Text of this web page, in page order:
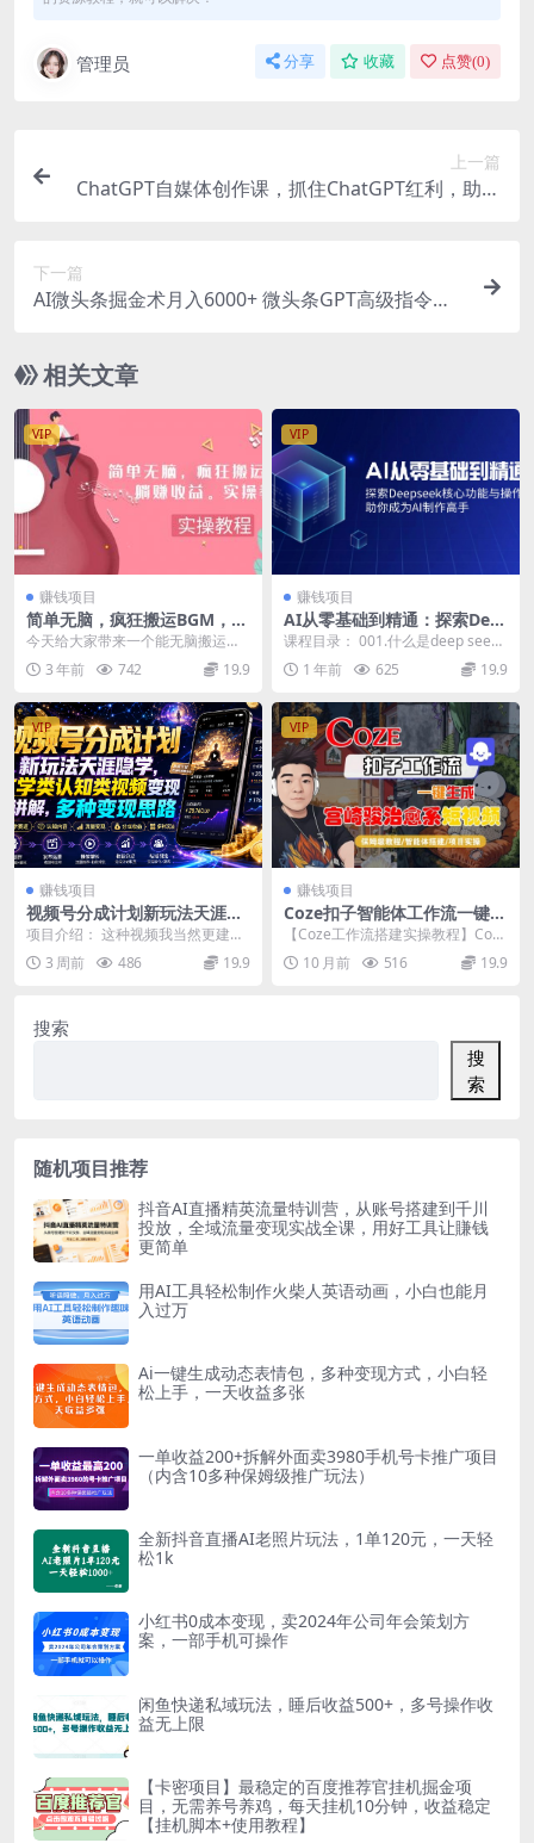
管理员 分享 收藏 点赞(0)
上一篇
ChatGPT自媒体创作课，抓住ChatGPT红利，助你
下一篇
AI微头条掘金术月入6000+ 微头条GPT高级指令批
相关文章
VIP
赚钱项目
简单无脑，疯狂搬运BGM，一
次躺赚30刀收益，保姆级实操
教程
今天给大家带来一个能无脑搬运的
项目 搬运无版权BGM定价赚收益
我会从注册任务平...
3 年前 742 19.9
VIP
赚钱项目
AI从零基础到精通：探索Dee
pseek核心功能与操作技巧，
助你成为AI制作高手
课程目录： 001.什么是deep seek.
mp4 002,如何使用deep ...
1 年前 625 19.9
VIP
赚钱项目
视频号分成计划新玩法天涯隐
学，玄学类认知类视频变现讲
项目介绍： 这种视频我当然更建议
大家去做视频号分成计划！！简单
快捷，还能引流对应...
3 周前 486 19.9
VIP
赚钱项目
Coze扣子智能体工作流一键生
成“宫崎骏治愈系“短视频，全
【Coze工作流搭建实操教程】Coze
智能体工作流一键生成“宫崎骏治愈
系“短视频...
10 月前 516 19.9
搜索
搜
索
随机项目推荐
抖音AI直播精英流量特训营，从账号搭建到千川
投放，全域流量变现实战全课，用好工具让賺钱
更简单
用AI工具轻松制作火柴人英语动画，小白也能月
入过万
Ai一键生成动态表情包，多种变现方式，小白轻
松上手，一天收益多张
一单收益200+拆解外面卖3980手机号卡推广项目
（内含10多种保姆级推广玩法）
全新抖音直播AI老照片玩法，1单120元，一天轻
松1k
小红书0成本变现，卖2024年公司年会策划方
案，一部手机可操作
闲鱼快递私域玩法，睡后收益500+，多号操作收
益无上限
【卡密项目】最稳定的百度推荐官挂机掘金项
目，无需养号养鸡，每天挂机10分钟，收益稳定
【挂机脚本+使用教程】